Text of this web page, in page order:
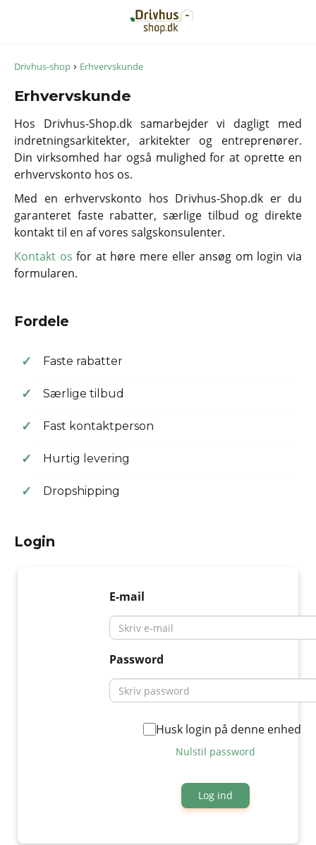
Drivhus-shop › Erhvervskunde
Erhvervskunde
Hos Drivhus-Shop.dk samarbejder vi dagligt med
indretningsarkitekter, arkitekter og entreprenører.
Din virksomhed har også mulighed for at oprette en
erhvervskonto hos os.
Med en erhvervskonto hos Drivhus-Shop.dk er du
garanteret faste rabatter, særlige tilbud og direkte
kontakt til en af vores salgskonsulenter.
Kontakt os for at høre mere eller ansøg om login via
formularen.
Fordele
✓ Faste rabatter
✓ Særlige tilbud
✓ Fast kontaktperson
✓ Hurtig levering
✓ Dropshipping
Login
E-mail
Password
Husk login på denne enhed
Nulstil password
Log ind